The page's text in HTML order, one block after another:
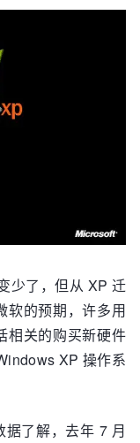
少了，但从 XP 迁
软的预期，许多用
相关的购买新硬件
XP 操作系
了解，去年 7 月